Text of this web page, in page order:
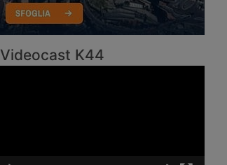
Videocast K44